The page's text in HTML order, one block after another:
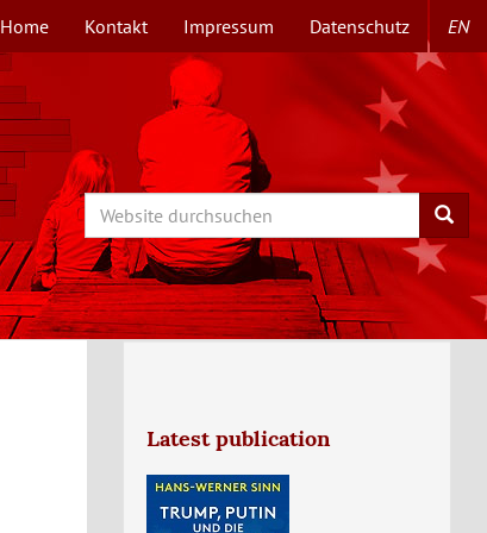
TOPMENÜ
Home Kontakt Impressum Datenschutz EN
Search Search
Latest publication